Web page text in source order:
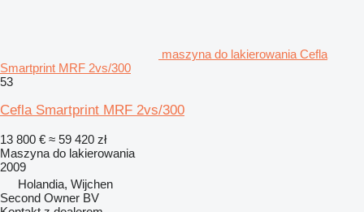
maszyna do lakierowania Cefla
Smartprint MRF 2vs/300
53
Cefla Smartprint MRF 2vs/300
13 800 € ≈ 59 420 zł
Maszyna do lakierowania
2009
Holandia, Wijchen
Second Owner BV